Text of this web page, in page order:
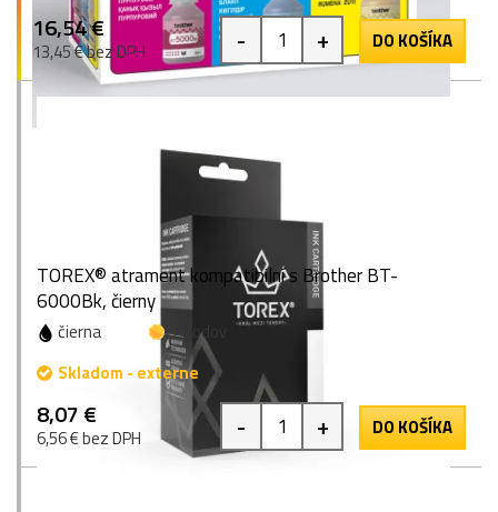
16,54 €
13,45 € bez DPH - + DO KOŠÍKA
TOREX® atrament kompatibilní s Brother BT-
6000Bk, čierny
čierna
7 bodov
Skladom - externe
8,07 €
6,56 € bez DPH - + DO KOŠÍKA